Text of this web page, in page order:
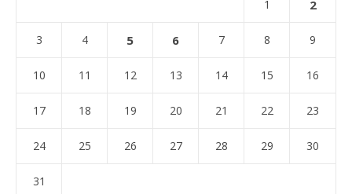
1 2
3 4 5 6 7 8 9
10 11 12 13 14 15 16
17 18 19 20 21 22 23
24 25 26 27 28 29 30
31